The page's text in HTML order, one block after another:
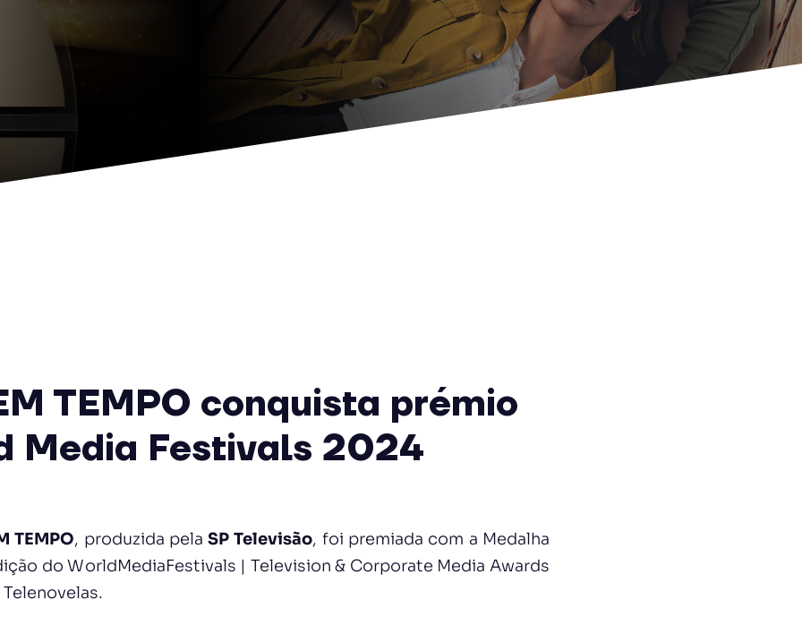
TEMPO conquista prémio
Media Festivals 2024
TEMPO, produzida pelaSP Televisão, foi premiada com a Medalha
do WorldMediaFestivals | Television & Corporate Media Awards